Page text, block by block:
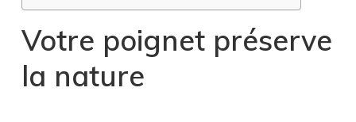
Votre poignet préserve
la nature